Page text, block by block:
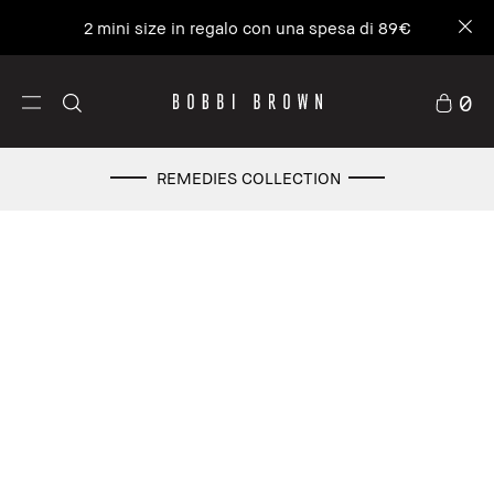
2 mini size in regalo con una spesa di 89€
0
REMEDIES COLLECTION